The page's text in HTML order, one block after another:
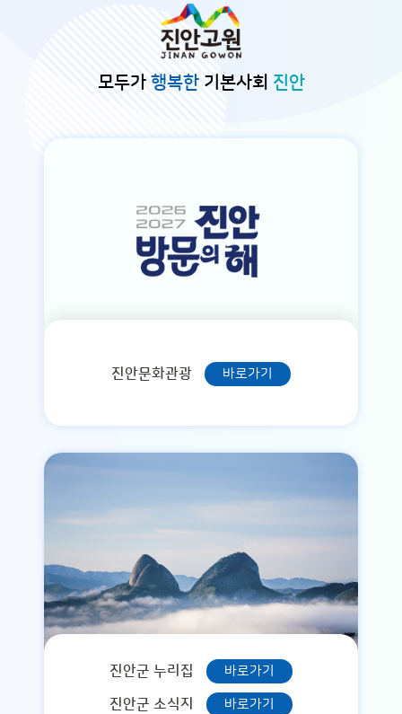
모두가 행복한기본사회 진안
진안문화관광 바로가기
진안군 누리집 바로가기
진안군 소식지 바로가기